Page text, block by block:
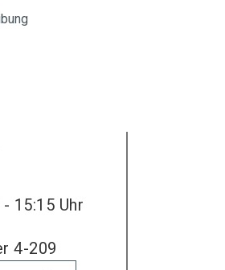
15:15 Uhr
4-209